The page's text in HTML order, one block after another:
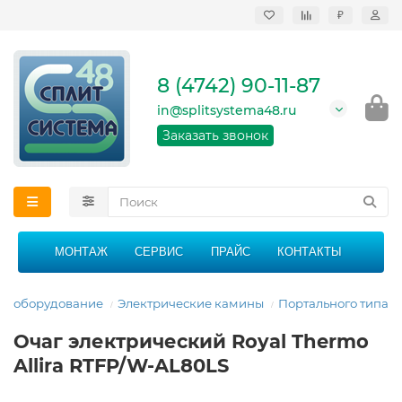
₽
кондиционеров в
области
График работы: 9:00 -
21:00 без перерыва и
8 (4742) 90-11-87
in@splitsystema48.ru
Заказать звонок
МОНТАЖ СЕРВИС ПРАЙС КОНТАКТЫ
оборудование Электрические камины Портального типа
Очаг электрический Royal Thermo
Allira RTFP/W-AL80LS